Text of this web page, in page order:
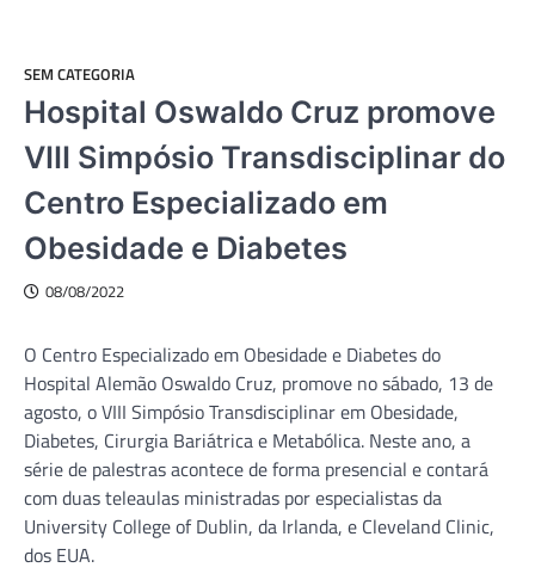
SEM CATEGORIA
Hospital Oswaldo Cruz promove
VIII Simpósio Transdisciplinar do
Centro Especializado em
Obesidade e Diabetes
08/08/2022
O Centro Especializado em Obesidade e Diabetes do
Hospital Alemão Oswaldo Cruz, promove no sábado, 13 de
agosto, o VIII Simpósio Transdisciplinar em Obesidade,
Diabetes, Cirurgia Bariátrica e Metabólica. Neste ano, a
série de palestras acontece de forma presencial e contará
com duas teleaulas ministradas por especialistas da
University College of Dublin, da Irlanda, e Cleveland Clinic,
dos EUA.